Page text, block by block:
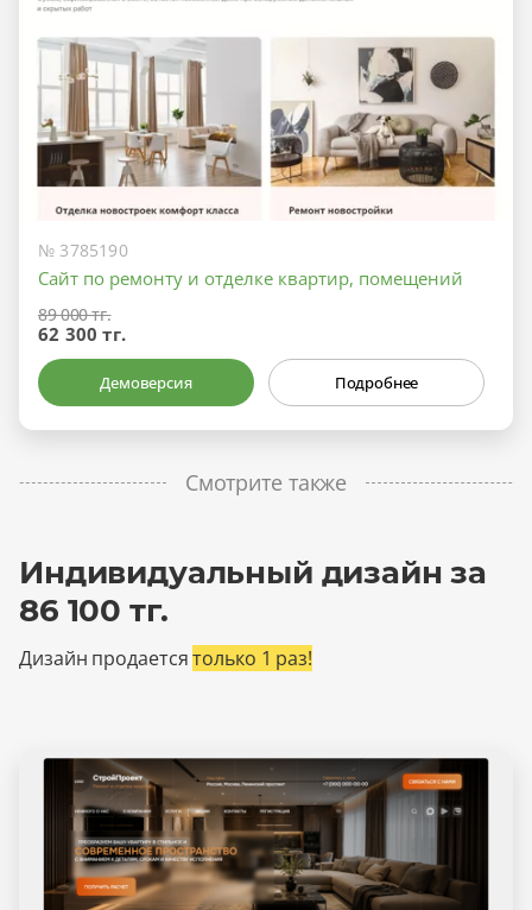
№ 3785190
Сайт по ремонту и отделке квартир, помещений
89 000 тг.
62 300 тг.
Демоверсия Подробнее
Смотрите также
Индивидуальный дизайн за
86 100 тг.
Дизайн продаетсятолько 1 раз!